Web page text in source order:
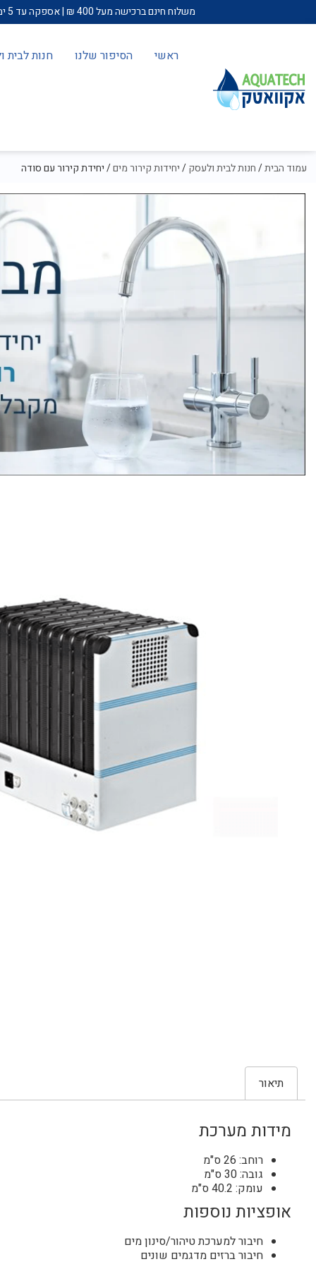
משלוח חינם ברכישה מעל 400 ₪ | אספקה עד 5 ימי עבודה | עד 12 תשלומים בכרטיס אשראי | באזורים מרוחקים (באר שבע ודרומה, חיפה וצפונה) תחול תוספת של 100 ש"ח להתקנה.
ראשי הסיפור שלנו חנות לבית
עמוד הבית/חנות לבית ולעסק/יחידות קירור מים/ יחידת קירור עם סודה
תיאור
מידות מערכת
רוחב: 26 ס"מ
גובה: 30 ס"מ
עומק: 40.2 ס"מ
אופציות נוספות
חיבור למערכת טיהור/סינון מים
חיבור ברזים מדגמים שונים